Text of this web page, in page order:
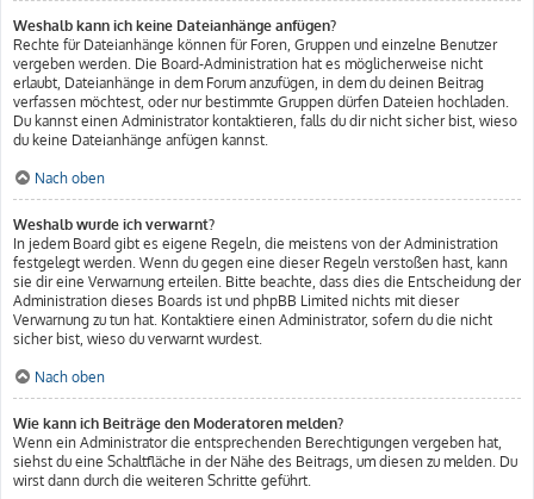
Weshalb kann ich keine Dateianhänge anfügen?
Rechte für Dateianhänge können für Foren, Gruppen und einzelne Benutzer
vergeben werden. Die Board-Administration hat es möglicherweise nicht
erlaubt, Dateianhänge in dem Forum anzufügen, in dem du deinen Beitrag
verfassen möchtest, oder nur bestimmte Gruppen dürfen Dateien hochladen.
Du kannst einen Administrator kontaktieren, falls du dir nicht sicher bist, wieso
du keine Dateianhänge anfügen kannst.
Nach oben
Weshalb wurde ich verwarnt?
In jedem Board gibt es eigene Regeln, die meistens von der Administration
festgelegt werden. Wenn du gegen eine dieser Regeln verstoßen hast, kann
sie dir eine Verwarnung erteilen. Bitte beachte, dass dies die Entscheidung der
Administration dieses Boards ist und phpBB Limited nichts mit dieser
Verwarnung zu tun hat. Kontaktiere einen Administrator, sofern du die nicht
sicher bist, wieso du verwarnt wurdest.
Nach oben
Wie kann ich Beiträge den Moderatoren melden?
Wenn ein Administrator die entsprechenden Berechtigungen vergeben hat,
siehst du eine Schaltfläche in der Nähe des Beitrags, um diesen zu melden. Du
wirst dann durch die weiteren Schritte geführt.